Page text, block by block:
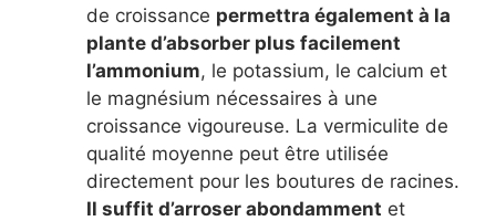
de croissance permettra également à la
plante d’absorber plus facilement
l’ammonium, le potassium, le calcium et
le magnésium nécessaires à une
croissance vigoureuse. La vermiculite de
qualité moyenne peut être utilisée
directement pour les boutures de racines.
Il suffit d’arroser abondamment et